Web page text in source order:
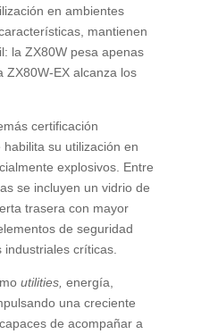
en ambientes
mantienen
la ZX80W pesa apenas
ZX80W-EX alcanza los
certificación
su utilización en
explosivos. Entre
se incluyen un vidrio de
trasera con mayor
de seguridad
críticas.
utilities, energía,
una creciente
de acompañar a